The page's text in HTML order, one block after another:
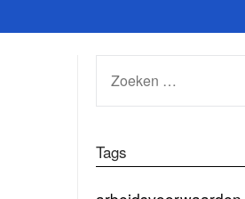
NAAR:
Tags